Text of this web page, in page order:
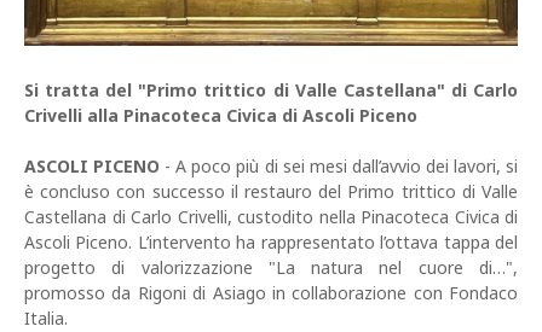
Si tratta del "Primo trittico di Valle Castellana" di Carlo
Crivelli alla Pinacoteca Civica di Ascoli Piceno
ASCOLI PICENO - A poco più di sei mesi dall’avvio dei lavori, si
è concluso con successo il restauro del Primo trittico di Valle
Castellana di Carlo Crivelli, custodito nella Pinacoteca Civica di
Ascoli Piceno. L’intervento ha rappresentato l’ottava tappa del
progetto di valorizzazione "La natura nel cuore di…",
promosso da Rigoni di Asiago in collaborazione con Fondaco
Italia.